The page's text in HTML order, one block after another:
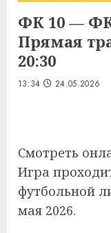
ФК 10 —
Прямая
20:30
13:34 24.05.2026
Смотреть
Игра
футбольной
мая 2026.